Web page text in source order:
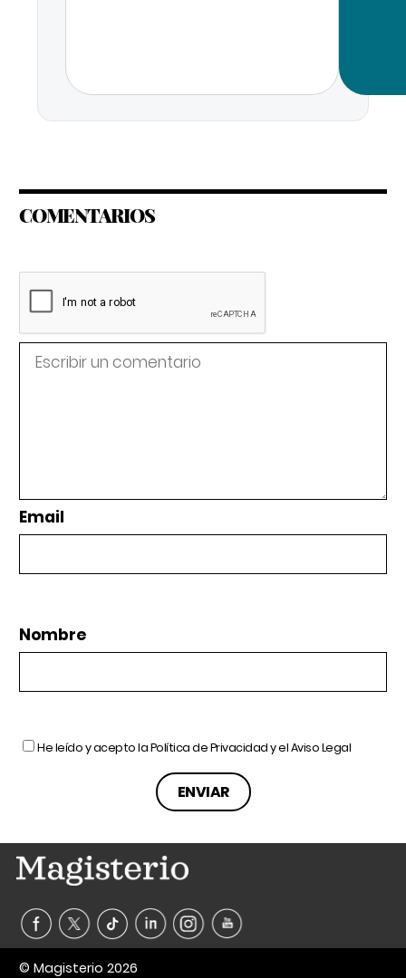
COMENTARIOS
Email
Nombre
He leído y acepto laPolítica de Privacidady elAviso Legal
© Magisterio 2026